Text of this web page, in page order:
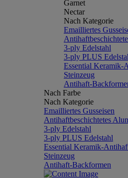
Garnet
Nectar
Nach Kategorie
Emailliertes
3-ply Edelstahl
3-ply PLUS
Essential Keramik-
Steinzeug
Antihaft-
Nach Farbe
Nach Kategorie
Emailliertes Gusseisen
Antihaftbeschichtetes
3-ply Edelstahl
3-ply PLUS Edelstahl
Essential Keramik-
Steinzeug
Antihaft-Backformen